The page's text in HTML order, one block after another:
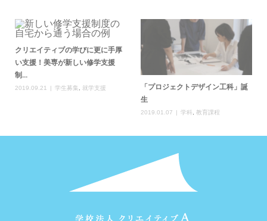
クリエイティブの学びに更に手厚
い支援！美専が新しい修学支援
制...
2019.09.21 学生募集, 就学支援
「プロジェクトデザイン工科」誕
生
2019.01.07 学科 ,教育課程